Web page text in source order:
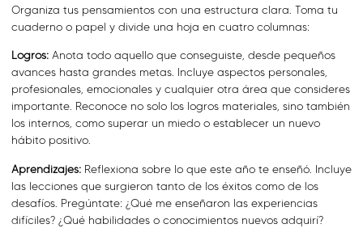
Organiza tus pensamientos con una estructura clara. Toma tu
cuaderno o papel y divide una hoja en cuatro columnas:
Logros: Anota todo aquello que conseguiste, desde pequeños
avances hasta grandes metas. Incluye aspectos personales,
profesionales, emocionales y cualquier otra área que consideres
importante. Reconoce no solo los logros materiales, sino también
los internos, como superar un miedo o establecer un nuevo
hábito positivo.
Aprendizajes: Reflexiona sobre lo que este año te enseñó. Incluye
las lecciones que surgieron tanto de los éxitos como de los
desafíos. Pregúntate: ¿Qué me enseñaron las experiencias
difíciles? ¿Qué habilidades o conocimientos nuevos adquirí?